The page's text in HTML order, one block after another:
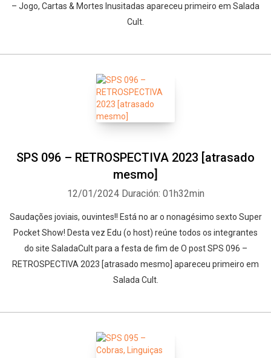
– Jogo, Cartas & Mortes Inusitadas apareceu primeiro em Salada
Cult.
SPS 096 – RETROSPECTIVA 2023 [atrasado
mesmo]
12/01/2024 Duración: 01h32min
Saudações joviais, ouvintes!! Está no ar o nonagésimo sexto Super
Pocket Show! Desta vez Edu (o host) reúne todos os integrantes
do site SaladaCult para a festa de fim de O post SPS 096 –
RETROSPECTIVA 2023 [atrasado mesmo] apareceu primeiro em
Salada Cult.